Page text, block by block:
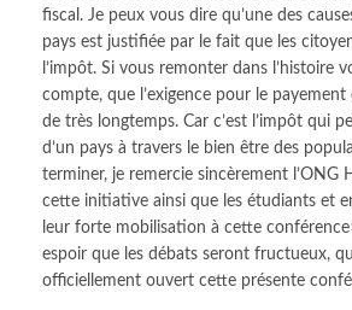
fiscal. Je peux vous dire qu’une des
pays est justifiée par le fait que les
l’impôt. Si vous remonter dans l’histoire
compte, que l’exigence pour le
de très longtemps. Car c’est l’impôt qui
d’un pays à travers le bien être des
terminer, je remercie sincèrement l’ONG
cette initiative ainsi que les étudiants et
leur forte mobilisation à cette
espoir que les débats seront fructueux,
officiellement ouvert cette présente